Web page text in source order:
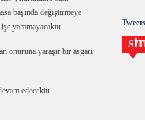
başında değiştirmeye
yaramayacaktır.
onuruna yaraşır bir asgari
edecektir.